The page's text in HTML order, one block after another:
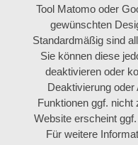
Tool Matomo oder
gewünschten
Standardmäßig sind
Sie können diese
deaktivieren oder
Deaktivierung oder
Funktionen ggf. nicht
Website erscheint
Für weitere